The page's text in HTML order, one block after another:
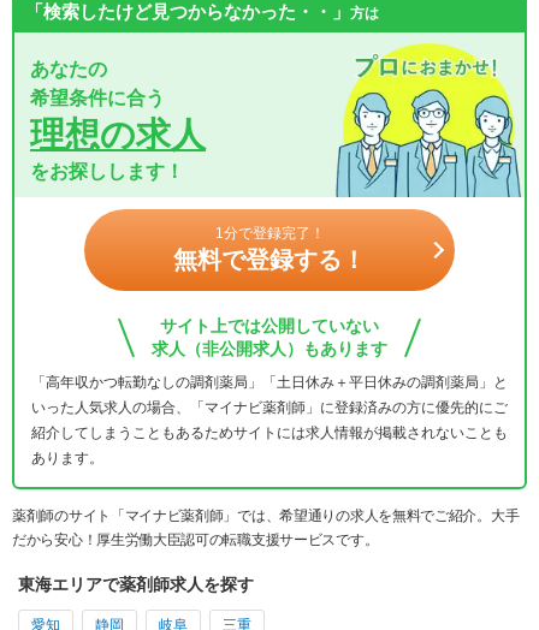
「検索したけど見つからなかった・・」 方は
あなたの
希望条件に合う
理想の求人
をお探しします！
1分で登録完了！
無料で登録する！
サイト上では公開していない
求人（非公開求人）もあります
「高年収かつ転勤なしの調剤薬局」「土日休み＋平日休みの調剤薬局」と
いった人気求人の場合、「マイナビ薬剤師」に登録済みの方に優先的にご
紹介してしまうこともあるためサイトには求人情報が掲載されないことも
あります。
薬剤師のサイト「マイナビ薬剤師」では、希望通りの求人を無料でご紹介。大手
だから安心！厚生労働大臣認可の転職支援サービスです。
東海エリアで薬剤師求人を探す
愛知 静岡 岐阜 三重